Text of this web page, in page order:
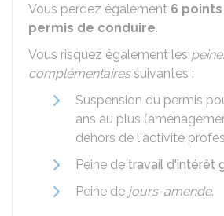
Vous perdez également 6 points
permis de conduire.
Vous risquez également les
complémentairessuivantes :
Suspension du permis
ans au plus
dehors de l'activité
Peine de travail d'intérêt
Peine de jours-amende.